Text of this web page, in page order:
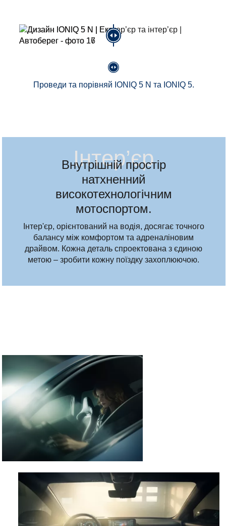
Проведи та порівняй IONIQ 5 N та IONIQ 5.
Інтер’єр
Внутрішній простір
натхненний
високотехнологічним
мотоспортом.
Інтер'єр, орієнтований на водія, досягає точного
балансу між комфортом та адреналіновим
драйвом. Кожна деталь спроектована з єдиною
метою – зробити кожну поїздку захоплюючою.